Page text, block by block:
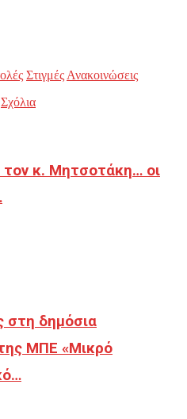
Στιγμές Ανακοινώσεις
Σχόλια
κ. Μητσοτάκη… οι
στη δημόσια
ΜΠΕ «Μικρό